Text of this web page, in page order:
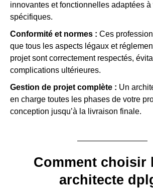
innovantes et fonctionnelles adaptées
spécifiques.
Conformité et normes : Ces
que tous les aspects légaux et
projet sont correctement respectés,
complications ultérieures.
Gestion de projet complète : Un
en charge toutes les phases de votre
conception jusqu’à la livraison finale.
Comment choisir
architecte